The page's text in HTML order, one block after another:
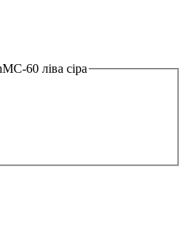
60 ліва сіра